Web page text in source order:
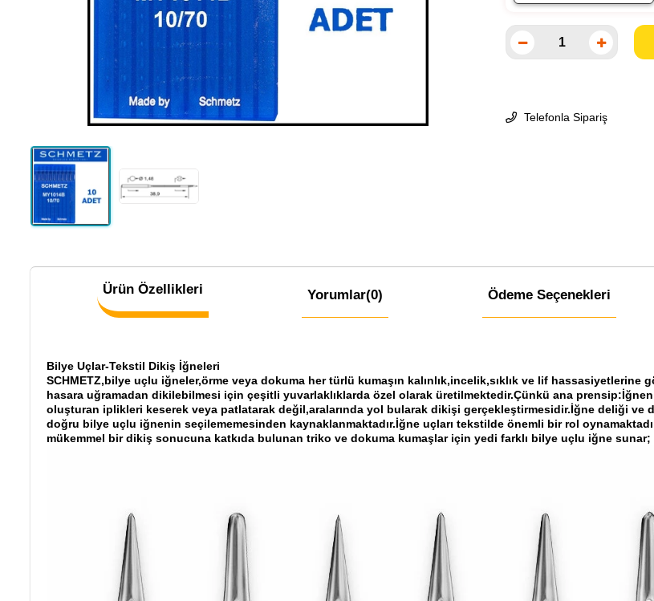
Telefonla Sipariş
Ürün Özellikleri Yorumlar(0) Ödeme Seçenekleri
Bilye Uçlar-Tekstil Dikiş İğneleri
SCHMETZ,bilye uçlu iğneler,örme veya dokuma her türlü kumaşın kalınlık,incelik,sıklık ve lif hassasiyetlerine
hasara uğramadan dikilebilmesi için çeşitli yuvarlaklıklarda özel olarak üretilmektedir.Çünkü ana
oluşturan iplikleri keserek veya patlatarak değil,aralarında yol bularak dikişi gerçekleştirmesidir.İğne deliği ve
doğru bilye uçlu iğnenin seçilememesinden kaynaklanmaktadır.İğne uçları tekstilde önemli bir rol
mükemmel bir dikiş sonucuna katkıda bulunan triko ve dokuma kumaşlar için yedi farklı bilye uçlu iğne sunar;